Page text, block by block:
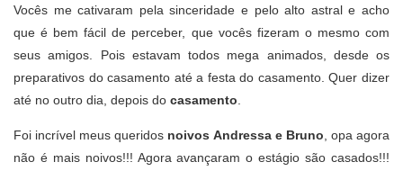
Vocês me cativaram pela sinceridade e pelo alto astral e acho
que é bem fácil de perceber, que vocês fizeram o mesmo com
seus amigos. Pois estavam todos mega animados, desde os
preparativos do casamento até a festa do casamento. Quer dizer
até no outro dia, depois do casamento
Foi incrível meus queridos noivos Andressa e Bruno , opa agora
não é mais noivos!!! Agora avançaram o estágio são casados!!!